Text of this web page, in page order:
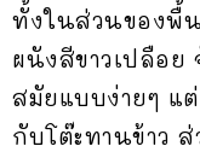
ทั้งในส่วนของพื้น
ผนังสีขาวเปลือย
สมัยแบบง่ายๆ แ
กับโต๊ะทานข้าว